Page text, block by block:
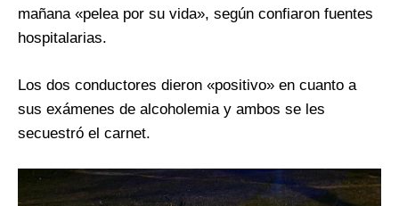
mañana «pelea por su vida», según confiaron fuentes
hospitalarias.
Los dos conductores dieron «positivo» en cuanto a
sus exámenes de alcoholemia y ambos se les
secuestró el carnet.